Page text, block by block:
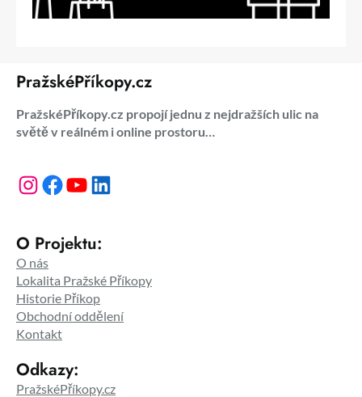
PražskéPříkopy.cz
PražskéPříkopy.cz propojí jednu z nejdražších ulic na
světě v reálném i online prostoru…
Instagram Facebook YouTube LinkedIn
O Projektu:
O nás
Lokalita Pražské Příkopy
Historie Příkop
Obchodní oddělení
Kontakt
Odkazy:
PražskéPříkopy.cz